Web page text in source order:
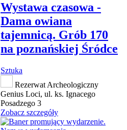
Wystawa czasowa -
Dama owiana
tajemnicą. Grób 170
na poznańskiej Śródce
Sztuka
Rezerwat Archeologiczny
Genius Loci, ul. ks. Ignacego
Posadzego 3
Zobacz szczegóły